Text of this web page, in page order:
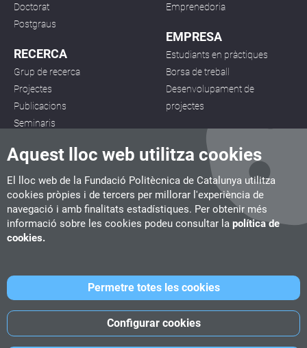
Aquest lloc web utilitza cookies
El lloc web de la Fundació Politècnica de Catalunya utilitza
cookies pròpies i de tercers per millorar l'experiència de
navegació i amb finalitats estadístiques. Per obtenir més
informació sobre les cookies podeu consultar la política de
cookies.
Configurar cookies
Permetre totes les cookies
Doctorat
Postgraus
RECERCA
Grup de recerca
Projectes
Publicacions
Seminaris
Emprenedoria
EMPRESA
Estudiants en pràctiques
Borsa de treball
Desenvolupament de
projectes
CITM
C/ de la Igualtat, 33, 08222 Terrassa
UPC School
©Fundació Politècnica de Catalunya-Avís legal-Política de